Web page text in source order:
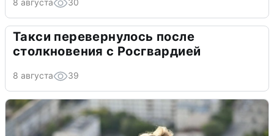
Такси перевернулось после
столкновения с Росгвардией
8 августа 39